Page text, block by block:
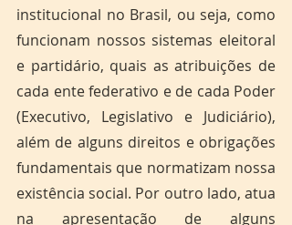
institucional no Brasil, ou seja, como
funcionam nossos sistemas eleitoral
e partidário, quais as atribuições de
cada ente federativo e de cada Poder
(Executivo, Legislativo e Judiciário),
além de alguns direitos e obrigações
fundamentais que normatizam nossa
existência social. Por outro lado, atua
na apresentação de alguns